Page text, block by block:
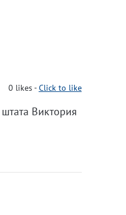
0 likes-Click to like
Виктория